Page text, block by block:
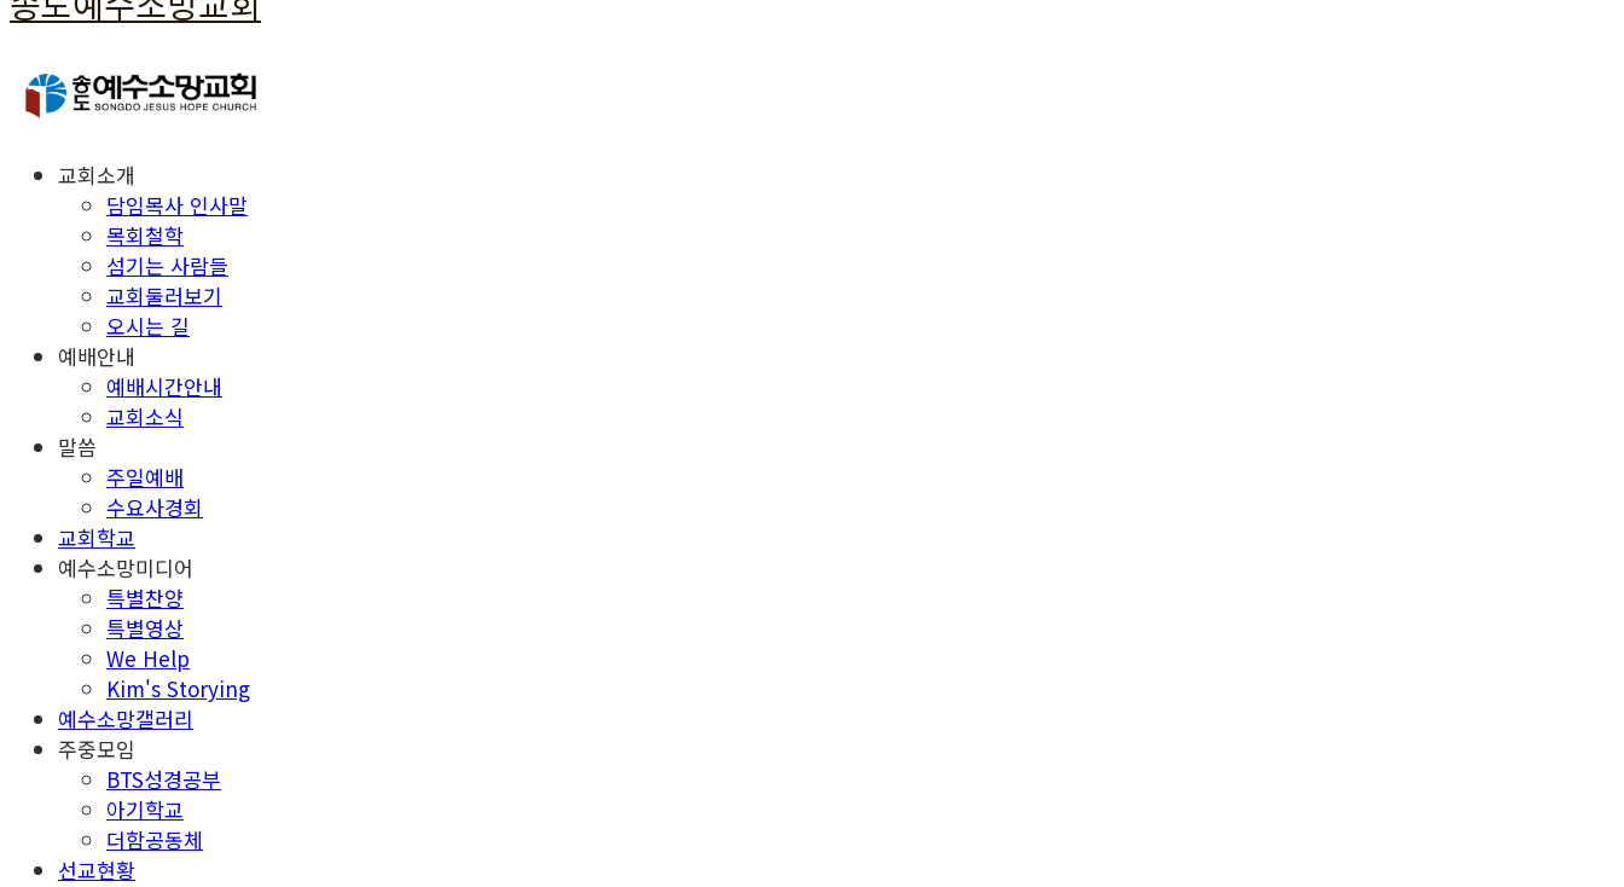
교회소개
담임목사 인사말
목회철학
섬기는 사람들
교회둘러보기
오시는 길
예배안내
예배시간안내
교회소식
말씀
주일예배
수요사경회
교회학교
예수소망미디어
특별찬양
특별영상
We Help
Kim's Storying
예수소망갤러리
주중모임
BTS성경공부
아기학교
더함공동체
선교현황